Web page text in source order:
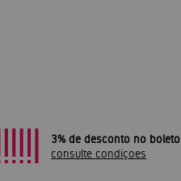
3% de desconto no boleto
consulte condiçoes